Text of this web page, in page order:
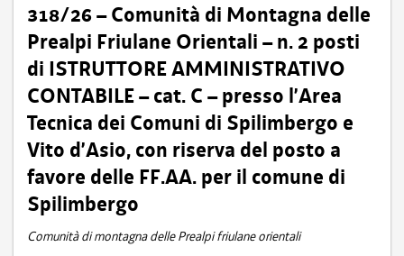
318/26 – Comunità di Montagna delle
Prealpi Friulane Orientali – n. 2 posti
di ISTRUTTORE AMMINISTRATIVO
CONTABILE – cat. C – presso l’Area
Tecnica dei Comuni di Spilimbergo e
Vito d’Asio, con riserva del posto a
favore delle FF.AA. per il comune di
Spilimbergo
Comunità di montagna delle Prealpi friulane orientali